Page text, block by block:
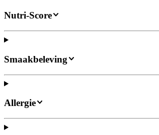
Nutri-Score
Smaakbeleving
Allergie